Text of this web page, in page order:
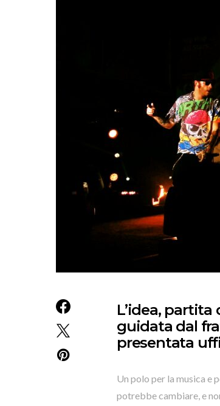
L’idea, partita
guidata dal
presentata
Un polo per la musica e
potrebbe cambiare, e